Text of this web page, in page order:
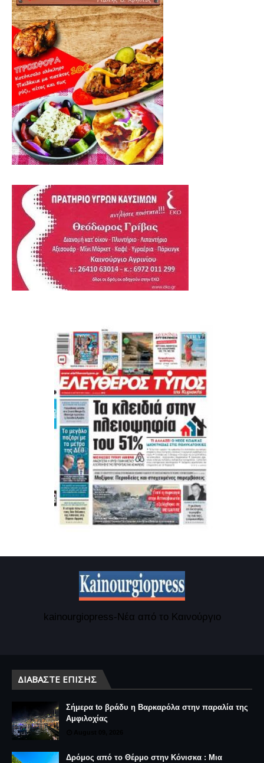
kainourgiopress-Νέα από το Καινούργιο
ΔΙΑΒΆΣΤΕ ΕΠΊΣΗΣ
Σήμερα to βράδυ η Βαρκαρόλα στην παραλία της
Αμφιλοχίας
Δρόμος από το Θέρμο στην Κόνισκα : Μια